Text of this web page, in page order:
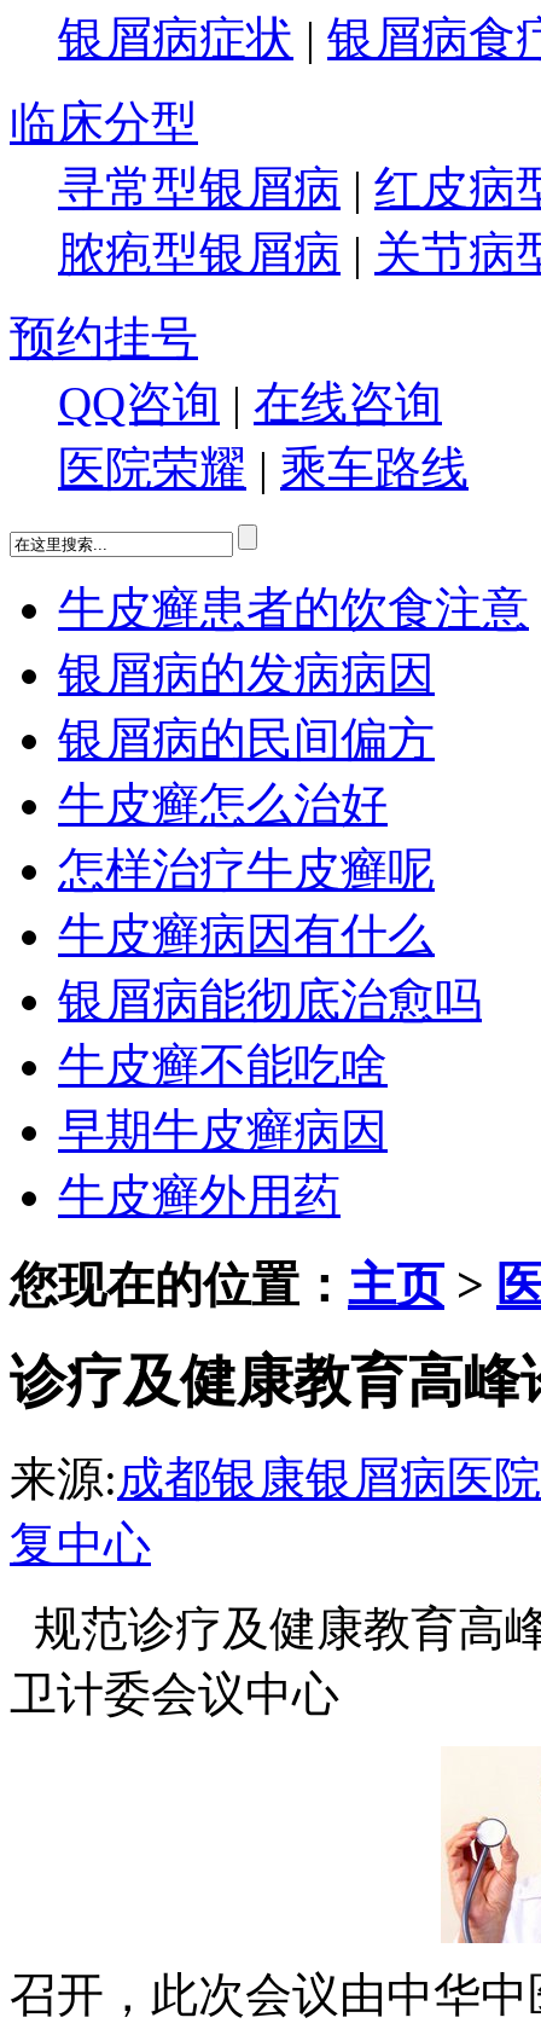
银屑病症状 | 银屑病食
临床分型
寻常型银屑病 | 红皮病
脓疱型银屑病 | 关节病
预约挂号
QQ咨询 | 在线咨询
医院荣耀 | 乘车路线
牛皮癣患者的饮食注意
银屑病的发病病因
银屑病的民间偏方
牛皮癣怎么治好
怎样治疗牛皮癣呢
牛皮癣病因有什么
银屑病能彻底治愈吗
牛皮癣不能吃啥
早期牛皮癣病因
牛皮癣外用药
您现在的位置： 主页>
诊疗及健康教育高峰
来源:成都银康银屑病医院
复中心
规范诊疗及健康教育高
卫计委会议中心
召开，此次会议由中华